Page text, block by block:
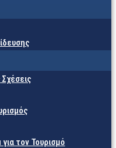
τον Τουρισμό